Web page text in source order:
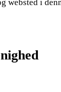
websted i